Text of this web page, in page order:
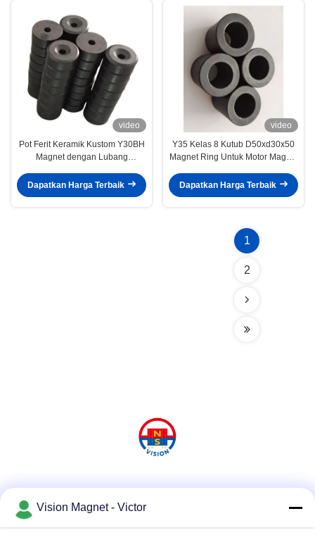
video
Pot Ferit Keramik Kustom Y30BH
Magnet dengan Lubang
X d8
Dapatkan Harga Terbaik
video
Y35 Kelas 8 Kutub D50xd30x50
Magnet Ring Untuk Motor Magnet
Dapatkan Harga Terbaik
1
2
Vision Magnet - Victor